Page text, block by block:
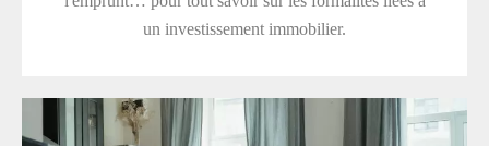
un investissement immobilier.